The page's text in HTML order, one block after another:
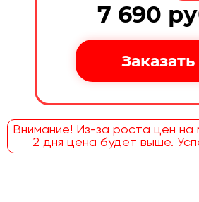
7 690
Внимание! Из-за роста цен на
2 дня цена будет выше.